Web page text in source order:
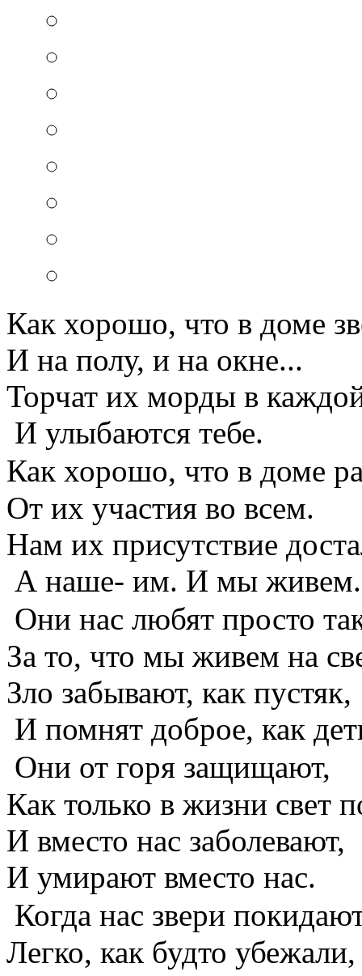
Как хорошо, что в доме
И на полу, и на окне...
Торчат их морды в
И улыбаются тебе.
Как хорошо, что в доме
От их участия во всем.
Нам их присутствие
А наше- им. И мы
Они нас любят просто
За то, что мы живем на
Зло забывают, как пустяк,
И помнят доброе, как
Они от горя защищают,
Как только в жизни свет
И вместо нас заболевают,
И умирают вместо нас.
Когда нас звери
Легко, как будто убежали,